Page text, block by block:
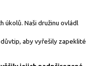
úkolů. Naši družinu ovládl
aby vyřešily zapeklité